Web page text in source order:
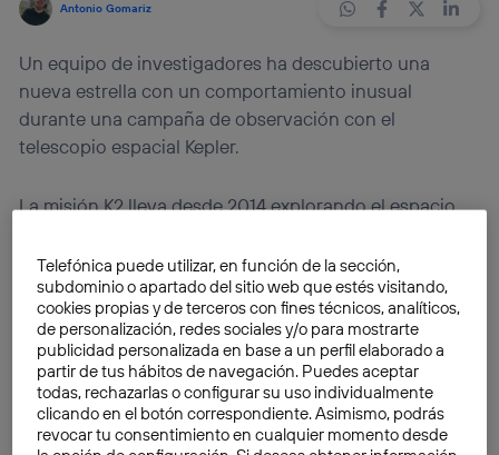
Antonio Gomariz
Un equipo de investigadores ha descubierto una
nueva estrella con un comportamiento inusual
durante una campaña de observación con el
telescopio espacial Kepler.
La misión K2 lleva desde 2014 explorando el espacio
tiempo han reportado el descubrimiento de miles de
exoplanetas, así como una gran cantidad de objetos
planetarios tan enigmáticos que no han podido
incluirse en los resultados publicados en la revista
Arxiv.
El último hallazgo ha sido nombradoHD 139139, una
Telefónica puede utilizar, en función de la sección,
subdominio o apartado del sitio web que estés visitando,
cookies propias y de terceros con fines técnicos, analíticos,
de personalización, redes sociales y/o para mostrarte
publicidad personalizada en base a un perfil elaborado a
partir de tus hábitos de navegación. Puedes aceptar
todas, rechazarlas o configurar su uso individualmente
clicando en el botón correspondiente. Asimismo, podrás
revocar tu consentimiento en cualquier momento desde